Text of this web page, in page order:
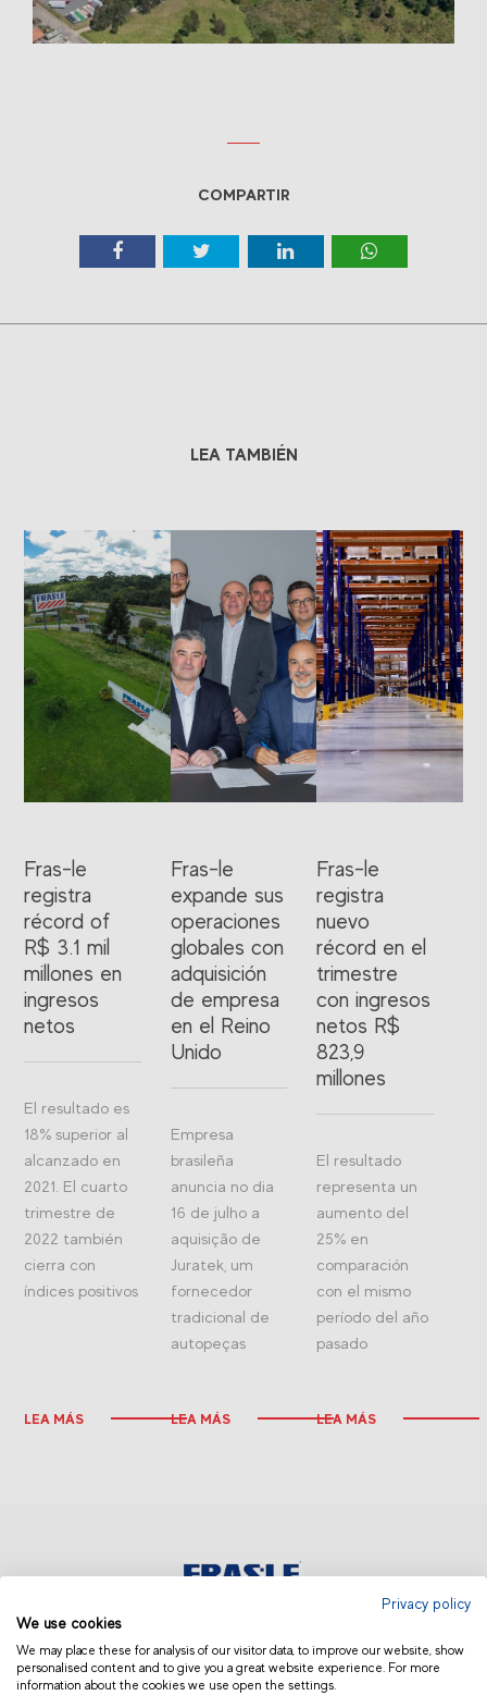
COMPARTIR
LEA TAMBIÉN
Fras-le
registra
récord of
R$ 3.1 mil
millones en
ingresos
netos
El resultado es
18% superior al
alcanzado en
2021. El cuarto
trimestre de
2022 también
cierra con
índices positivos
LEA MÁS
Fras-le
expande sus
operaciones
globales con
adquisición
de empresa
en el Reino
Unido
Empresa
brasileña
anuncia no dia
16 de julho a
aquisição de
Juratek, um
fornecedor
tradicional de
autopeças
LEA MÁS
Fras-le
registra
nuevo
récord en el
trimestre
con ingresos
netos R$
823,9
millones
El resultado
representa un
aumento del
25% en
comparación
con el mismo
período del año
pasado
LEA MÁS
AMÉRICA LATINA | OTROS
Privacy policy
We use cookies
We may place these for analysis of our visitor data, to improve our website, show
personalised content and to give you a great website experience. For more
information about the cookies we use open the settings.